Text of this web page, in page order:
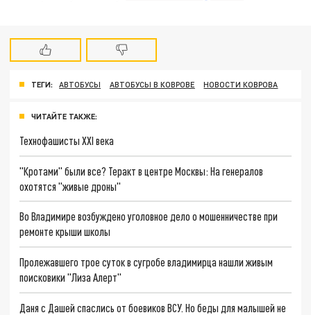
ТЕГИ: АВТОБУСЫ АВТОБУСЫ В КОВРОВЕ НОВОСТИ КОВРОВА
ЧИТАЙТЕ ТАКЖЕ:
Технофашисты XXI века
"Кротами" были все? Теракт в центре Москвы: На генералов
охотятся "живые дроны"
Во Владимире возбуждено уголовное дело о мошенничестве при
ремонте крыши школы
Пролежавшего трое суток в сугробе владимирца нашли живым
поисковики "Лиза Алерт"
Даня с Дашей спаслись от боевиков ВСУ. Но беды для малышей не